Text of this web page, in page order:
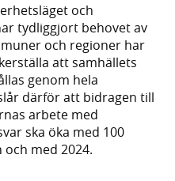
och
tydliggjort behovet av
och regioner har
att samhällets
genom hela
därför att bidragen till
arbete med
ska öka med 100
med 2024.